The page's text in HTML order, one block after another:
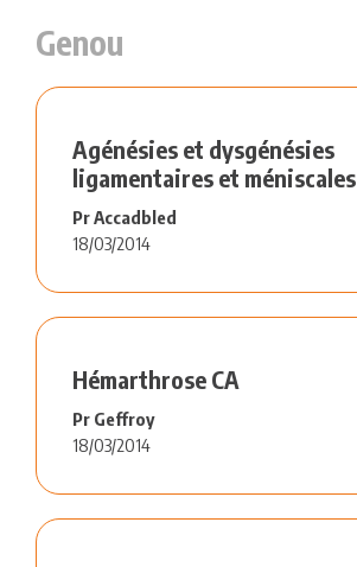
Genou
Agénésies et dysgénésies
ligamentaires et méniscales
Pr Accadbled
18/03/2014
Hémarthrose CA
Pr Geffroy
18/03/2014